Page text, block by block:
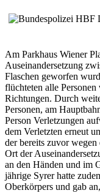
Am Parkhaus Wiener
Auseinandersetzung
Flaschen geworfen
flüchteten alle
Richtungen. Durch
Personen, am
Person Verletzungen
dem Verletzten erneut
der bereits zuvor
Ort der
an den Händen und im
jährige Syrer hatte
Oberkörpers und gab